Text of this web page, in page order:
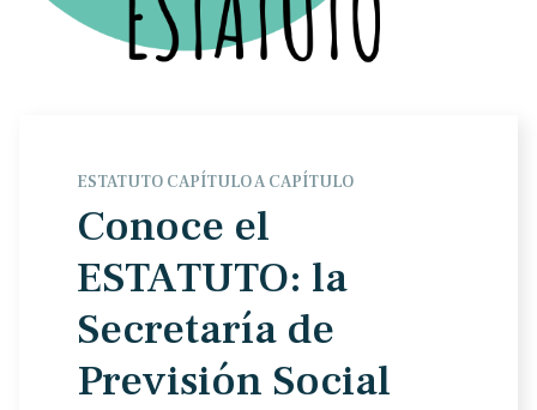
ESTATUTO CAPÍTULO A CAPÍTULO
Conoce el
ESTATUTO: la
Secretaría de
Previsión Social